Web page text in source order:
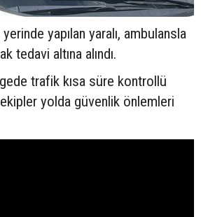
yapılan yaralı, ambulansla
tedavi altına alındı.
trafik kısa süre kontrollü
yolda güvenlik önlemleri